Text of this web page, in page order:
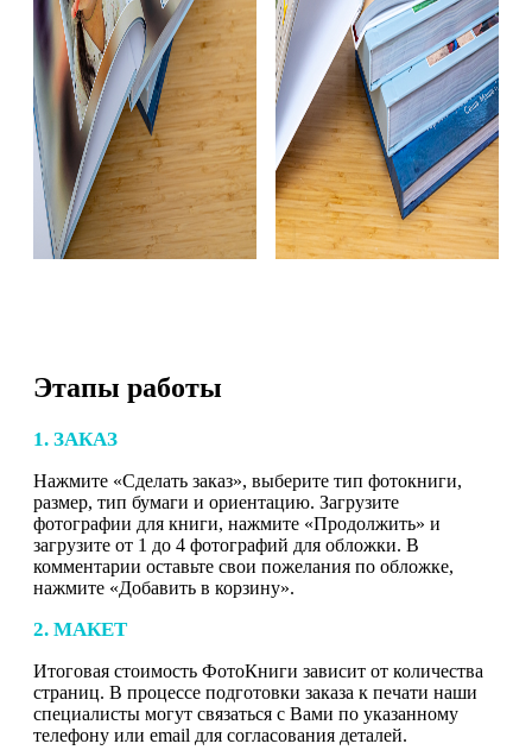
Этапы работы
1. ЗАКАЗ
Нажмите «Сделать заказ», выберите тип фотокниги,
размер, тип бумаги и ориентацию. Загрузите
фотографии для книги, нажмите «Продолжить» и
загрузите от 1 до 4 фотографий для обложки. В
комментарии оставьте свои пожелания по обложке,
нажмите «Добавить в корзину».
2. МАКЕТ
Итоговая стоимость ФотоКниги зависит от количества
страниц. В процессе подготовки заказа к печати наши
специалисты могут связаться с Вами по указанному
телефону или email для согласования деталей.